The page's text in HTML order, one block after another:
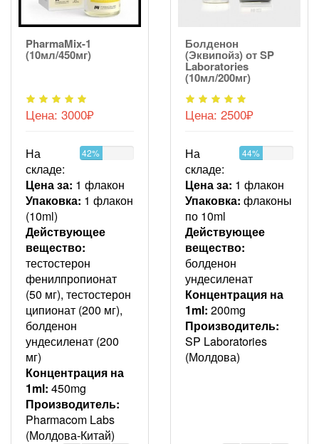
PharmaMix-1
(10мл/450мг)
Цена: 3000₽
На
складе:
42%
Цена за: 1 флакон
Упаковка: 1 флакон
(10ml)
Действующее
вещество:
тестостерон
фенилпропионат
(50 мг), тестостерон
ципионат (200 мг),
болденон
ундесиленат (200
мг)
Концентрация на
1ml: 450mg
Производитель:
Pharmacom Labs
(Молдова-Китай)
Болденон
(Эквипойз) от SP
Laboratories
(10мл/200мг)
Цена: 2500₽
На
складе:
44%
Цена за: 1 флакон
Упаковка: флаконы
по 10ml
Действующее
вещество:
болденон
ундесиленат
Концентрация на
1ml: 200mg
Производитель:
SP Laboratories
(Молдова)